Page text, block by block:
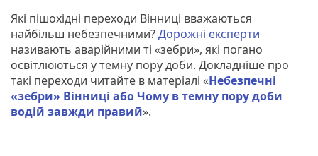
Які пішохідні переходи Вінниці вважаються
найбільш небезпечними?Дорожні експерти
називають аварійними ті «зебри», які погано
освітлюються у темну пору доби. Докладніше про
такі переходи читайте в матеріалі «Небезпечні
«зебри» Вінниці або Чому в темну пору доби
водій завжди правий».